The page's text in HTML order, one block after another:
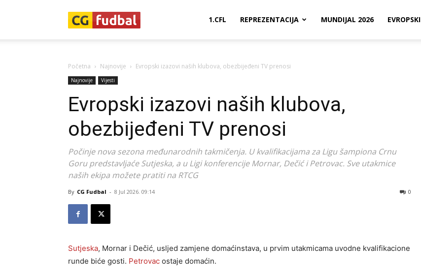
1.CFL REPREZENTACIJA MUNDIJAL 2026 EVROPSKI
Početna Najnovije Evropski izazovi naših klubova, obezbijeđeni TV prenosi
Najnovije Vijesti
Evropski izazovi naših klubova,
obezbijeđeni TV prenosi
Počinje nova sezona međunarodnih takmičenja. U kvalifikacijama za Ligu šampiona Crnu
Goru predstavljaće Sutjeska, a u Ligi konferencije Mornar, Dečić i Petrovac. Sve utakmice
naših ekipa možete pratiti na RTCG
By CG Fudbal - 8 Jul 2026. 09:14 0
Sutjeska, Mornar i Dečić, usljed zamjene domaćinstava, u prvim utakmicama uvodne kvalifikacione
runde biće gosti. Petrovac ostaje domaćin.